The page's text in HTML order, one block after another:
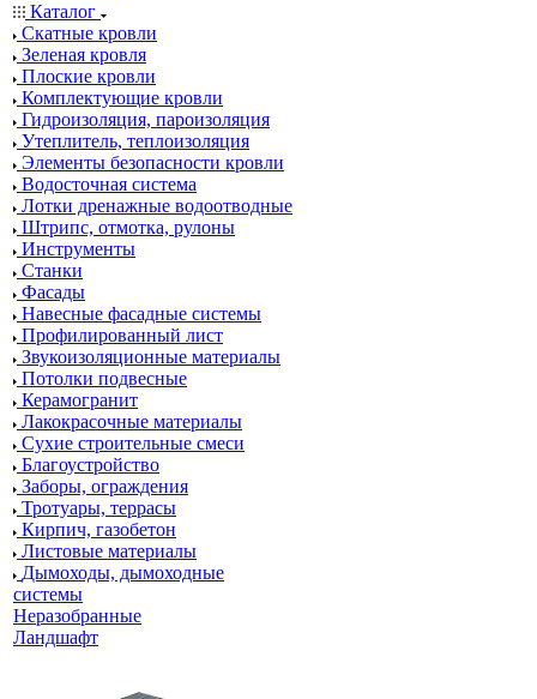
Каталог
Скатные кровли
Зеленая кровля
Плоские кровли
Комплектующие кровли
Гидроизоляция, пароизоляция
Утеплитель, теплоизоляция
Элементы безопасности кровли
Водосточная система
Лотки дренажные водоотводные
Штрипс, отмотка, рулоны
Инструменты
Станки
Фасады
Навесные фасадные системы
Профилированный лист
Звукоизоляционные материалы
Потолки подвесные
Керамогранит
Лакокрасочные материалы
Сухие строительные смеси
Благоустройство
Заборы, ограждения
Тротуары, террасы
Кирпич, газобетон
Листовые материалы
Дымоходы, дымоходные
системы
Неразобранные
Ландшафт